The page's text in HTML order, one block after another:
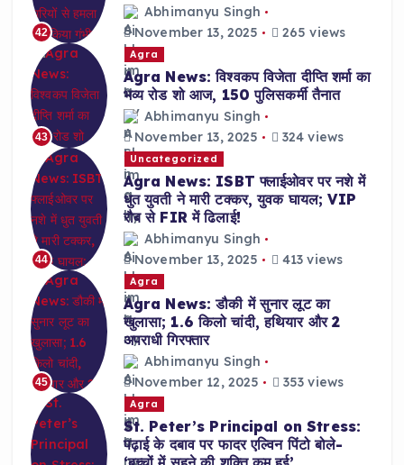
42
Abhimanyu Singh
November 13, 2025
265 views
43
Agra
Agra News: विश्वकप विजेता दीप्ति शर्मा का
भव्य रोड शो आज, 150 पुलिसकर्मी तैनात
Abhimanyu Singh
November 13, 2025
324 views
44
Uncategorized
Agra News: ISBT फ्लाईओवर पर नशे में
धुत युवती ने मारी टक्कर, युवक घायल; VIP
रौब से FIR में ढिलाई!
Abhimanyu Singh
November 13, 2025
413 views
45
Agra
Agra News: डौकी में सुनार लूट का
खुलासा; 1.6 किलो चांदी, हथियार और 2
अपराधी गिरफ्तार
Abhimanyu Singh
November 12, 2025
353 views
Agra
St. Peter’s Principal on Stress:
पढ़ाई के दबाव पर फादर एल्विन पिंटो बोले-